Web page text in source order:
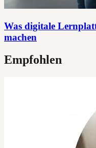
Was digitale
machen
Empfohlen